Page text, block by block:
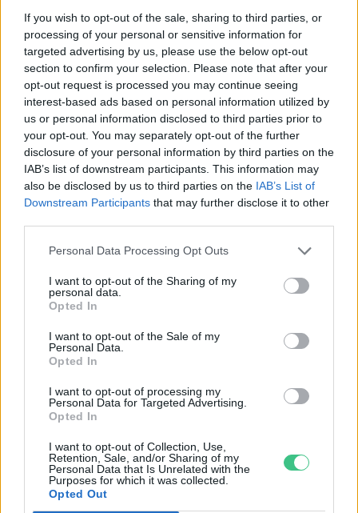
If you wish to opt-out of the sale, sharing to third parties, or
processing of your personal or sensitive information for
targeted advertising by us, please use the below opt-out
section to confirm your selection. Please note that after your
opt-out request is processed you may continue seeing
interest-based ads based on personal information utilized by
us or personal information disclosed to third parties prior to
your opt-out. You may separately opt-out of the further
disclosure of your personal information by third parties on the
IAB’s list of downstream participants. This information may
also be disclosed by us to third parties on the IAB’s List of
Downstream Participants that may further disclose it to other
Personal Data Processing Opt Outs
I want to opt-out of the Sharing of my
personal data.
Opted In
I want to opt-out of the Sale of my
Personal Data.
Opted In
I want to opt-out of processing my
Personal Data for Targeted Advertising.
Opted In
I want to opt-out of Collection, Use,
Retention, Sale, and/or Sharing of my
Personal Data that Is Unrelated with the
Purposes for which it was collected.
Opted Out
menteni-a-vilagot
Greendex
A szerző további cikkei
Nem csak növényrajongóknak! – 8
arborétum, amelyet érdemes
meglátogatni
ÉLŐ BOLYGÓNK 5 perc
Pár éven belül szivacsvárosokká
kellene alakítanunk a
településeinket – Podcast